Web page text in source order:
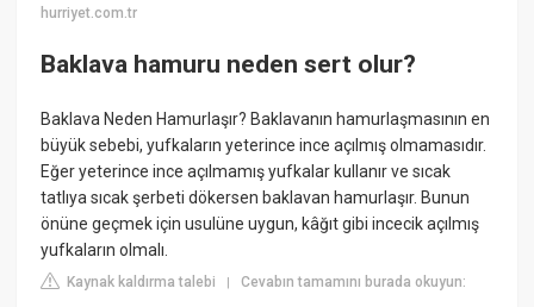
hurriyet.com.tr
Baklava hamuru neden sert olur?
Baklava Neden Hamurlaşır? Baklavanın hamurlaşmasının en
büyük sebebi, yufkaların yeterince ince açılmış olmamasıdır.
Eğer yeterince ince açılmamış yufkalar kullanır ve sıcak
tatlıya sıcak şerbeti dökersen baklavan hamurlaşır. Bunun
önüne geçmek için usulüne uygun, kâğıt gibi incecik açılmış
yufkaların olmalı.
Kaynak kaldırma talebi |Cevabın tamamını burada okuyun: